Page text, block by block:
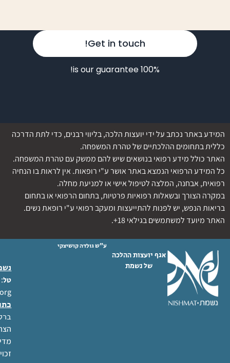
Get in touch!
100% is our guarantee!
המידע באתר נכתב על ידי יועצות הלכה, בליווי רבנים, כדי לתת הדרכה
כללית בתחומים ההלכתיים של טהרת המשפחה.
האתר כולל מידע רפואי בנושאים שיש להם ממשק עם טהרת המשפחה.
כל המידע הרפואי הנמצא באתר אושר ע"י רופאות. אין לראות בו הנחיה
רפואית, אבחנה, המלצה לטיפול אישי או למניעת מחלה.
במקרה הצורך ובשאלות רפואיות פרטיות, בתחום הרפואי או בתחום
בריאות הנפש, יש לפנות להתייעצות ומעקב רפואי ע"י רופאת נשים.
האתר מיועד למשתמשים בגילאי 18+.
אגף יועצות ההלכה
של נשמת
ע"ש גולדה קושיצקי
טל: 02-6404333
ברל